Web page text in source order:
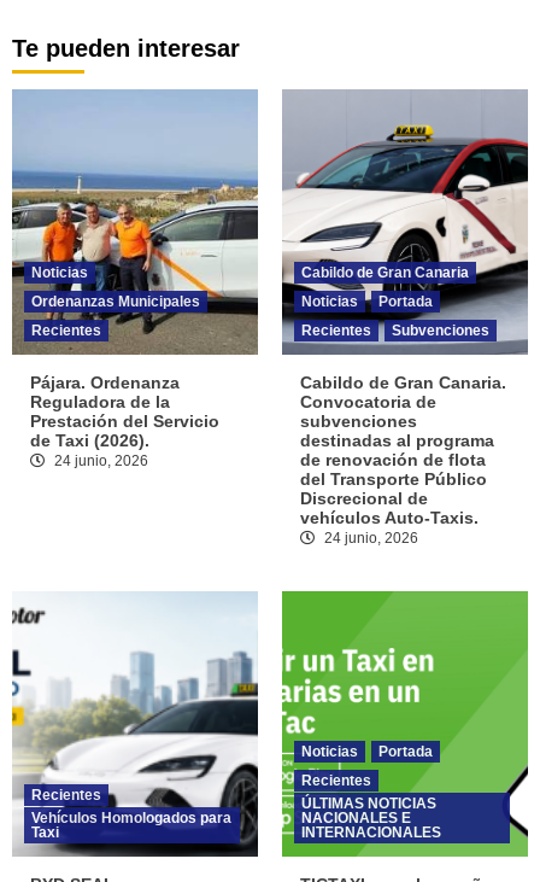
Te pueden interesar
Noticias
Ordenanzas Municipales
Recientes
Pájara. Ordenanza
Reguladora de la
Prestación del Servicio
de Taxi (2026).
24 junio, 2026
Cabildo de Gran Canaria
Noticias
Portada
Recientes
Subvenciones
Cabildo de Gran Canaria.
Convocatoria de
subvenciones
destinadas al programa
de renovación de flota
del Transporte Público
Discrecional de
vehículos Auto-Taxis.
24 junio, 2026
Recientes
Vehículos Homologados para
Taxi
Noticias
Portada
Recientes
ÚLTIMAS NOTICIAS
NACIONALES E
INTERNACIONALES